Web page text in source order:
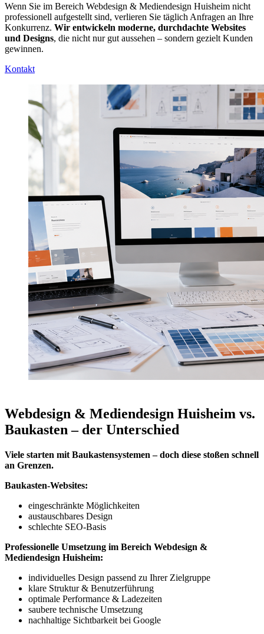
Wenn Sie im Bereich Webdesign & Mediendesign Huisheim nicht
professionell aufgestellt sind, verlieren Sie täglich Anfragen an Ihre
Konkurrenz. Wir entwickeln moderne, durchdachte Websites
und Designs, die nicht nur gut aussehen – sondern gezielt Kunden
gewinnen.
Kontakt
Webdesign & Mediendesign Huisheim vs.
Baukasten – der Unterschied
Viele starten mit Baukastensystemen – doch diese stoßen schnell
an Grenzen.
Baukasten-Websites:
eingeschränkte Möglichkeiten
austauschbares Design
schlechte SEO-Basis
Professionelle Umsetzung im Bereich Webdesign &
Mediendesign Huisheim:
individuelles Design passend zu Ihrer Zielgruppe
klare Struktur & Benutzerführung
optimale Performance & Ladezeiten
saubere technische Umsetzung
nachhaltige Sichtbarkeit bei Google